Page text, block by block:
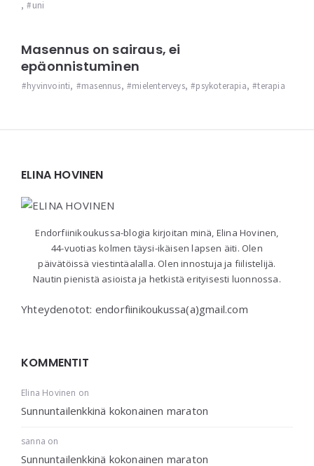
,
uni
Masennus on sairaus, ei
epäonnistuminen
hyvinvointi, masennus, mielenterveys, psykoterapia, terapia
Widgets
ELINA HOVINEN
Endorfiinikoukussa-blogia kirjoitan minä, Elina Hovinen,
44-vuotias kolmen täysi-ikäisen lapsen äiti. Olen
päivätöissä viestintäalalla. Olen innostuja ja fiilistelijä.
Nautin pienistä asioista ja hetkistä erityisesti luonnossa.
Yhteydenotot: endorfiinikoukussa(a)gmail.com
KOMMENTIT
Elina Hovinen on
Sunnuntailenkkinä kokonainen maraton
sanna on
Sunnuntailenkkinä kokonainen maraton